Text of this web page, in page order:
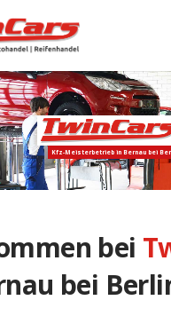
Kfz-Meisterbetrieb in Bernau bei
bei
bei